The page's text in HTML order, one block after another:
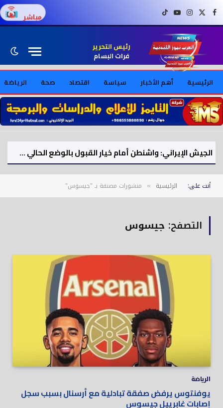
فيسبوكX (Twitter)
إنستغراميوتيوبتيك توك مباشر
رئيس التحرير
فرات البسام
الرئيسية أهم الأخبار سياسة اقتصاد صحة الرياضة
الجيش الإيراني: واشنطن أمام خيار القبول بالوضع الحالي في مضيق هرمز
أنت على: الرئيسية » منشورات مصنفة بـ "جيسوس"
التصفح: جيسوس
الرياضة
يوفنتوس يرفض صفقة تبادلية مع أرسنال بسبب سجل
إصابات غابرييل جيسوس